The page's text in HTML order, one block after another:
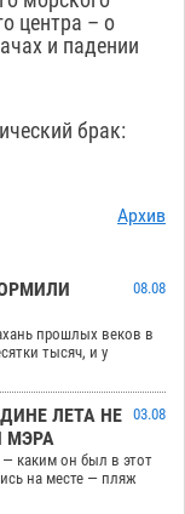
центра – о
и падении
брак:
Архив
08.08
прошлых веков в
тысяч, и у
ЛЕТА НЕ
МЭРА
03.08
каким он был в этот
на месте — пляж